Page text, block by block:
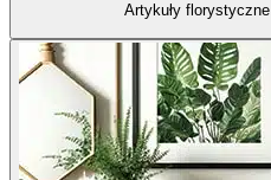
Artykuły florystyczne